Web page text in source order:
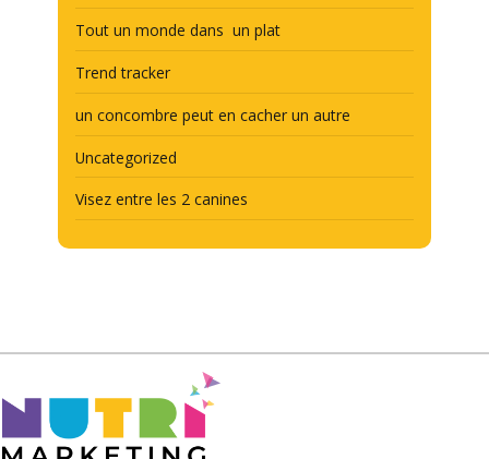
Tout un monde dans un plat
Trend tracker
un concombre peut en cacher un autre
Uncategorized
Visez entre les 2 canines